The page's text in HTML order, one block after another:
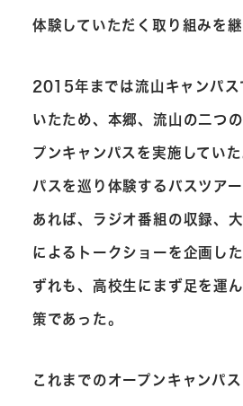
体験していただく取り組みを継
2015年までは流山キャンパス
いたため、本郷、流山の二つ
プンキャンパスを実施してい
パスを巡り体験するバスツア
あれば、ラジオ番組の収録、
によるトークショーを企画し
ずれも、高校生にまず足を運
策であった。
これまでのオープンキャンパ